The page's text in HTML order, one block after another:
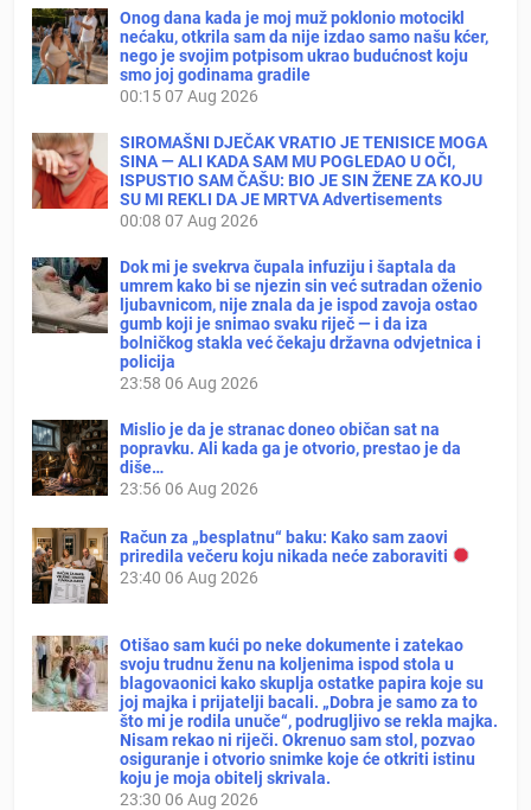
Onog dana kada je moj muž poklonio motocikl
nećaku, otkrila sam da nije izdao samo našu kćer,
nego je svojim potpisom ukrao budućnost koju
smo joj godinama gradile
00:1507 Aug 2026
SIROMAŠNI DJEČAK VRATIO JE TENISICE MOGA
SINA — ALI KADA SAM MU POGLEDAO U OČI,
ISPUSTIO SAM ČAŠU: BIO JE SIN ŽENE ZA KOJU
SU MI REKLI DA JE MRTVA Advertisements
00:08 07 Aug 2026
Dok mi je svekrva čupala infuziju i šaptala da
umrem kako bi se njezin sin već sutradan oženio
ljubavnicom, nije znala da je ispod zavoja ostao
gumb koji je snimao svaku riječ — i da iza
bolničkog stakla već čekaju državna odvjetnica i
policija
23:58 06 Aug 2026
Mislio je da je stranac doneo običan sat na
popravku. Ali kada ga je otvorio, prestao je da
diše…
23:56 06 Aug 2026
Račun za „besplatnu“ baku: Kako sam zaovi
priredila večeru koju nikada neće zaboraviti
23:40 06 Aug 2026
Otišao sam kući po neke dokumente i zatekao
svoju trudnu ženu na koljenima ispod stola u
blagovaonici kako skuplja ostatke papira koje su
joj majka i prijatelji bacali. „Dobra je samo za to
što mi je rodila unuče“, podrugljivo se rekla majka.
Nisam rekao ni riječi. Okrenuo sam stol, pozvao
osiguranje i otvorio snimke koje će otkriti istinu
koju je moja obitelj skrivala.
23:30 06 Aug 2026